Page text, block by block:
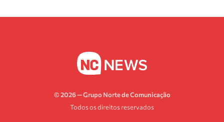
© 2026 — Grupo Norte de Comunicação
Todos os direitos reservados